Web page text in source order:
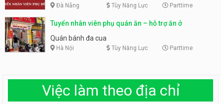
Đà Nẵng Tùy Năng Lực Parttime
Tuyển nhân viên phụ quán ăn – hỗ trợ ăn ở
Quán bánh đa cua
Hà Nội Tùy Năng Lực Parttime
Việc làm theo địa chỉ